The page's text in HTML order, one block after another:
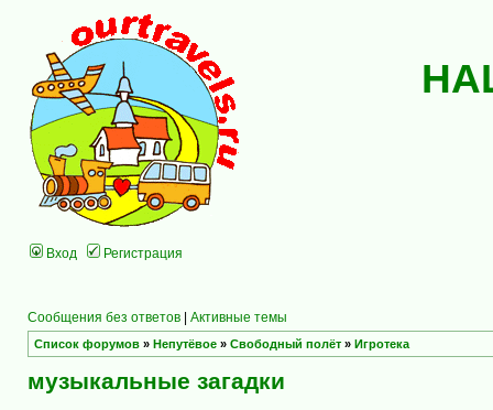
Вход Регистрация
Сообщения без ответов | Активные темы
Список форумов » Непутёвое » Свободный полёт » Игротека
музыкальные загадки